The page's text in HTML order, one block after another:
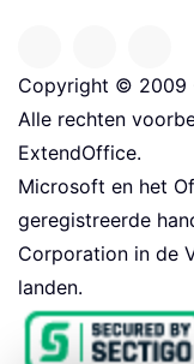
Copyright © 2009
Alle rechten
ExtendOffice.
Microsoft en het
geregistreerde
Corporation in de
landen.